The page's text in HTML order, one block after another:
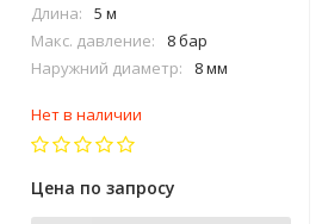
Длина:
5 м
Макс. давление:
8 бар
Наружний диаметр:
8 мм
Нет в наличии
Цена по запросу